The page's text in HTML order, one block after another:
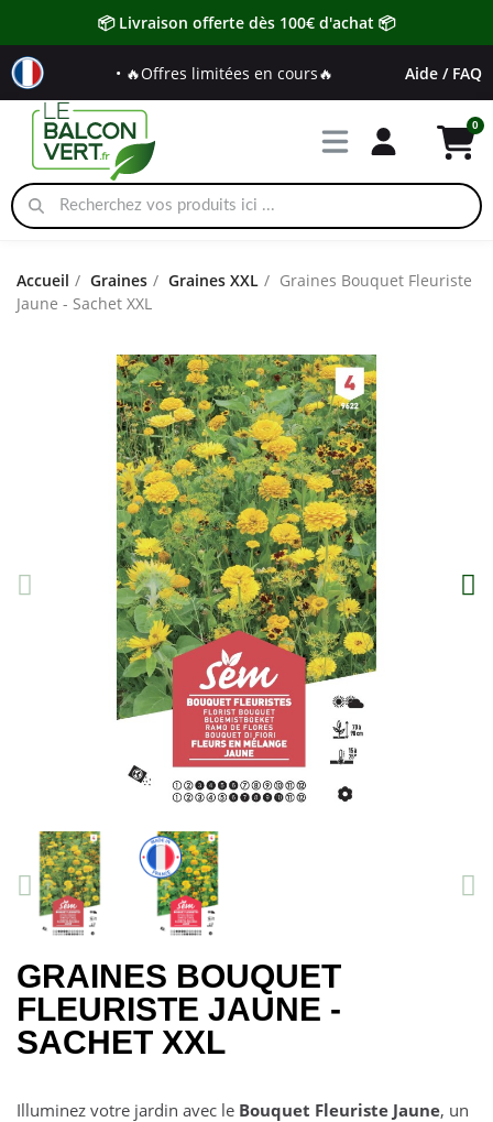
📦 Livraison offerte dès 100€ d'achat 📦
• 🔥Offres limitées en cours🔥 Aide / FAQ
Accueil Graines Graines XXL
Graines Bouquet Fleuriste
Jaune - Sachet XXL
GRAINES BOUQUET
FLEURISTE JAUNE -
SACHET XXL
Illuminez votre jardin avec le Bouquet Fleuriste Jaune, un